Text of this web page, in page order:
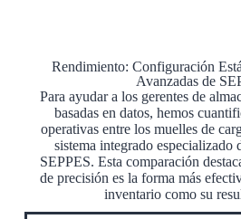
Rendimiento: Configuración
Avanzadas de
Para ayudar a los gerentes de
basadas en datos, hemos
operativas entre los muelles de
sistema integrado especializado
SEPPES. Esta comparación
de precisión es la forma más
inventario como su